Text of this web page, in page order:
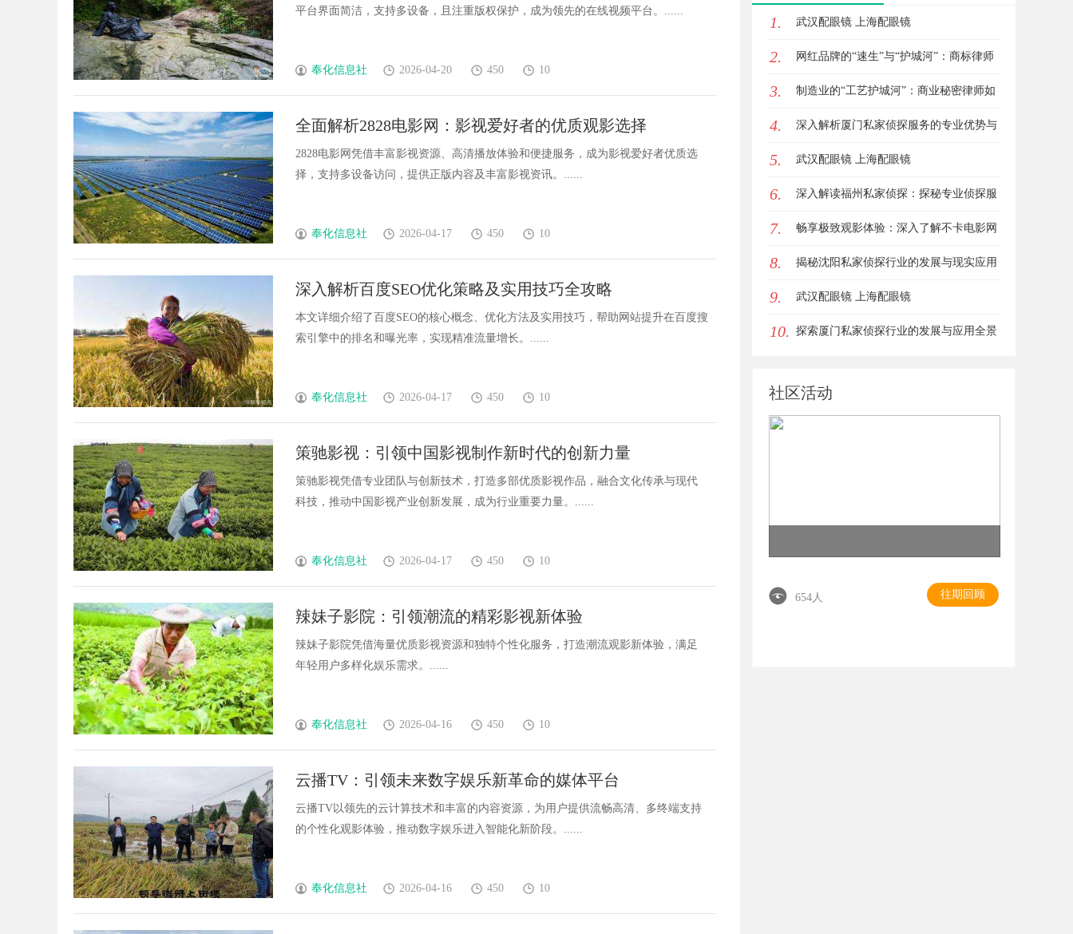
平台界面简洁，支持多设备，且注重版权保护，成为领先的在线视频平台。......
奉化信息社 2026-04-20 450 10
全面解析2828电影网：影视爱好者的优质观影选择
2828电影网凭借丰富影视资源、高清播放体验和便捷服务，成为影视爱好者优质选
择，支持多设备访问，提供正版内容及丰富影视资讯。......
奉化信息社 2026-04-17 450 10
深入解析百度SEO优化策略及实用技巧全攻略
本文详细介绍了百度SEO的核心概念、优化方法及实用技巧，帮助网站提升在百度搜
索引擎中的排名和曝光率，实现精准流量增长。......
奉化信息社 2026-04-17 450 10
策驰影视：引领中国影视制作新时代的创新力量
策驰影视凭借专业团队与创新技术，打造多部优质影视作品，融合文化传承与现代
科技，推动中国影视产业创新发展，成为行业重要力量。......
奉化信息社 2026-04-17 450 10
辣妹子影院：引领潮流的精彩影视新体验
辣妹子影院凭借海量优质影视资源和独特个性化服务，打造潮流观影新体验，满足
年轻用户多样化娱乐需求。......
奉化信息社 2026-04-16 450 10
云播TV：引领未来数字娱乐新革命的媒体平台
云播TV以领先的云计算技术和丰富的内容资源，为用户提供流畅高清、多终端支持
的个性化观影体验，推动数字娱乐进入智能化新阶段。......
奉化信息社 2026-04-16 450 10
笔！淡颜系女生的气质加分项
1. 武汉配眼镜 上海配眼镜
2. 网红品牌的“速生”与“护城河”：商标律师
如何破解流量变现的知产焦虑
3. 制造业的“工艺护城河”：商业秘密律师如
何守住车间里的“Know-how”
4. 深入解析厦门私家侦探服务的专业优势与
实际应用
5. 武汉配眼镜 上海配眼镜
6. 深入解读福州私家侦探：探秘专业侦探服
务的魅力与实用价值
7. 畅享极致观影体验：深入了解不卡电影网
的独特优势与使用指南
8. 揭秘沈阳私家侦探行业的发展与现实应用
9. 武汉配眼镜 上海配眼镜
10. 探索厦门私家侦探行业的发展与应用全景
社区活动
654人 往期回顾